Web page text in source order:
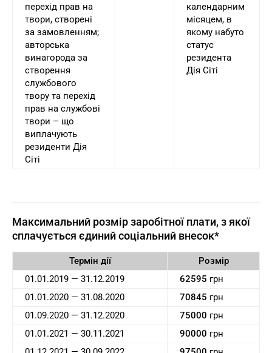
перехід прав на
твори, створені
за замовленням;
авторська
винагорода за
створення
службового
твору та перехід
прав на службові
твори – що
виплачують
резиденти Дія
Сіті
календарним
місяцем, в
якому набуто
статус
резидента
Дія Сіті
Максимальний розмір заробітної плати, з якої
сплачується єдиний соціальний внесок*
Термін дії
Розмір
01.01.2019 — 31.12.2019
62595 грн
01.01.2020 — 31.08.2020
70845 грн
01.09.2020 — 31.12.2020
75000 грн
01.01.2021 — 30.11.2021
90000 грн